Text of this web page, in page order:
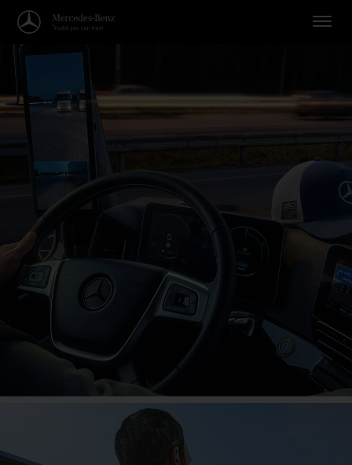
Willkommen in der Welt von